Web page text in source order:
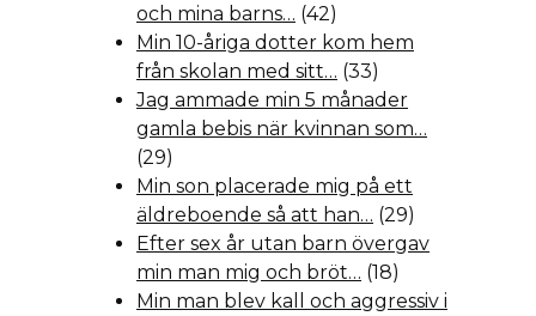
och mina barns… (42)
Min 10-åriga dotter kom hem
från skolan med sitt… (33)
Jag ammade min 5 månader
gamla bebis när kvinnan som…
(29)
Min son placerade mig på ett
äldreboende så att han… (29)
Efter sex år utan barn övergav
min man mig och bröt… (18)
Min man blev kall och aggressiv i